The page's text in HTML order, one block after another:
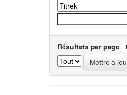
Résultats par page